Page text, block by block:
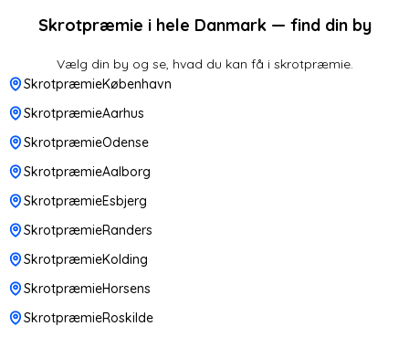
Skrotpræmie i hele Danmark — find din by
Vælg din by og se, hvad du kan få i skrotpræmie.
SkrotpræmieKøbenhavn
SkrotpræmieAarhus
SkrotpræmieOdense
SkrotpræmieAalborg
SkrotpræmieEsbjerg
SkrotpræmieRanders
SkrotpræmieKolding
SkrotpræmieHorsens
SkrotpræmieRoskilde